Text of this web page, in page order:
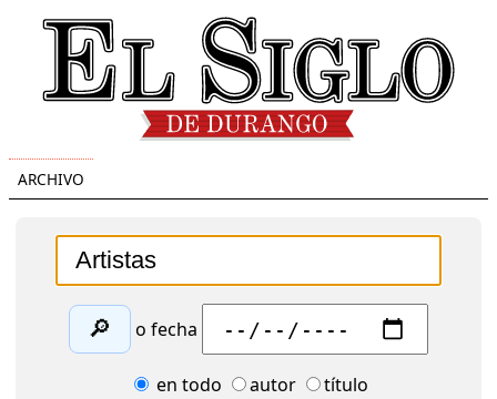
ARCHIVO
🔎 o fecha
en todo autor título